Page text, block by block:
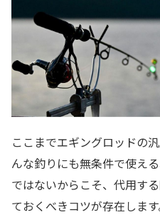
ここまでエギングロッドの
んな釣りにも無条件で使え
ではないからこそ、代用す
ておくべきコツが存在しま